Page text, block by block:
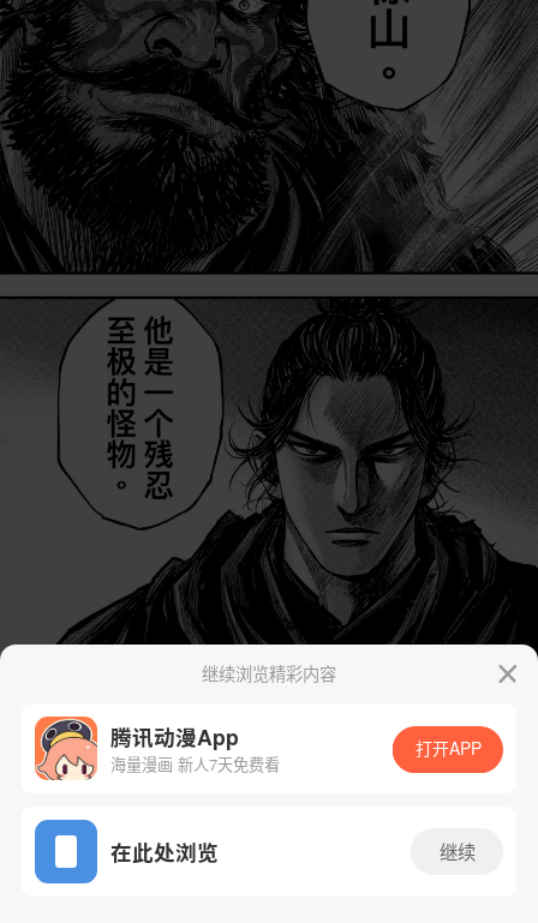
App免费看
继续浏览精彩内容
腾讯动漫App
海量漫画 新人7天免费看
打开APP
在此处浏览 继续